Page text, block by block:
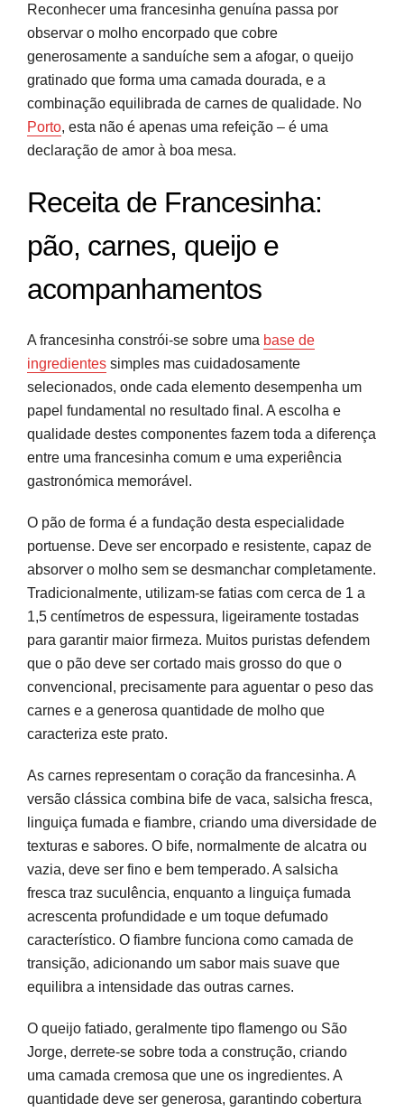
Reconhecer uma francesinha genuína passa por
observar o molho encorpado que cobre
generosamente a sanduíche sem a afogar, o queijo
gratinado que forma uma camada dourada, e a
combinação equilibrada de carnes de qualidade. No
Porto, esta não é apenas uma refeição – é uma
declaração de amor à boa mesa.
Receita de Francesinha:
pão, carnes, queijo e
acompanhamentos
A francesinha constrói-se sobre uma base de
ingredientes simples mas cuidadosamente
selecionados, onde cada elemento desempenha um
papel fundamental no resultado final. A escolha e
qualidade destes componentes fazem toda a diferença
entre uma francesinha comum e uma experiência
gastronómica memorável.
O pão de forma é a fundação desta especialidade
portuense. Deve ser encorpado e resistente, capaz de
absorver o molho sem se desmanchar completamente.
Tradicionalmente, utilizam-se fatias com cerca de 1 a
1,5 centímetros de espessura, ligeiramente tostadas
para garantir maior firmeza. Muitos puristas defendem
que o pão deve ser cortado mais grosso do que o
convencional, precisamente para aguentar o peso das
carnes e a generosa quantidade de molho que
caracteriza este prato.
As carnes representam o coração da francesinha. A
versão clássica combina bife de vaca, salsicha fresca,
linguiça fumada e fiambre, criando uma diversidade de
texturas e sabores. O bife, normalmente de alcatra ou
vazia, deve ser fino e bem temperado. A salsicha
fresca traz suculência, enquanto a linguiça fumada
acrescenta profundidade e um toque defumado
característico. O fiambre funciona como camada de
transição, adicionando um sabor mais suave que
equilibra a intensidade das outras carnes.
O queijo fatiado, geralmente tipo flamengo ou São
Jorge, derrete-se sobre toda a construção, criando
uma camada cremosa que une os ingredientes. A
quantidade deve ser generosa, garantindo cobertura